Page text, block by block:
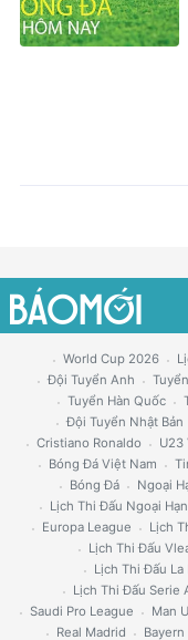
World Cup 2026
Đội Tuyển Anh
Tuyển Hàn Quốc
Đội Tuyển Nhật Bản
Cristiano Ronaldo
U23
Bóng Đá Việt Nam
Bóng Đá
Ngoại
Lịch Thi Đấu Ngoại
Europa League
Lịch
Lịch Thi Đấu
Lịch Thi Đấu La
Lịch Thi Đấu Serie
Saudi Pro League
Man
Real Madrid